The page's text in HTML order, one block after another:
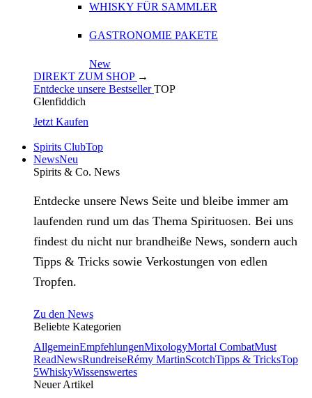
WHISKY FÜR SAMMLER
GASTRONOMIE PAKETE
New
DIREKT ZUM SHOP →
Entdecke unsere BestsellerTOP
Glenfiddich
Jetzt Kaufen
Spirits ClubTop
NewsNeu
Spirits & Co. News
Entdecke unsere News Seite und bleibe immer am
laufenden rund um das Thema Spirituosen. Bei uns
findest du nicht nur brandheiße News, sondern auch
Tipps & Tricks sowie Verkostungen von edlen
Tropfen.
Zu den News
Beliebte Kategorien
AllgemeinEmpfehlungenMixologyMortal CombatMust
ReadNewsRundreiseRémy MartinScotchTipps & TricksTop
5WhiskyWissenswertes
Neuer Artikel